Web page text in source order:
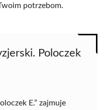
potrzebom.
Poloczek
E.” zajmuje